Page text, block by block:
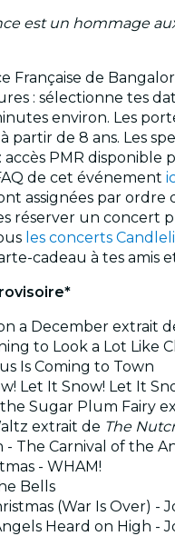
est un hommage
Française de
: sélectionne tes
environ. Les
à partir de 8 ans. Les
: accès PMR
de cet événement
assignées par
réserver un concert
les concerts
cadeau à tes amis
a December extrait
to Look a Lot Like
Is Coming to Town
Let It Snow! Let It
Sugar Plum Fairy
extrait de The
- The Carnival of the
- WHAM!
Bells
(War Is Over) -
Heard on High -